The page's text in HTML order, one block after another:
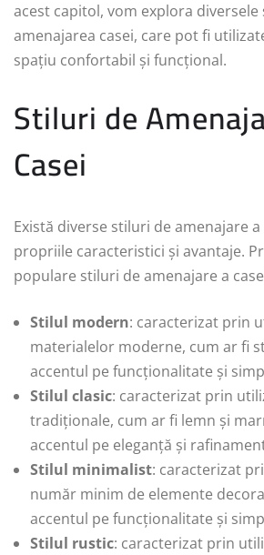
acest capitol, vom explora
amenajarea casei, care pot fi
spațiu confortabil și funcțional.
Stiluri de
Casei
Există diverse stiluri de amenajare a
propriile caracteristici și avantaje.
populare stiluri de amenajare a
Stilul modern: caracterizat prin
materialelor moderne, cum ar fi
accentul pe funcționalitate și
Stilul clasic: caracterizat prin
tradiționale, cum ar fi lemn și
accentul pe eleganță și
Stilul minimalist: caracterizat
număr minim de elemente
accentul pe funcționalitate și
Stilul rustic: caracterizat prin